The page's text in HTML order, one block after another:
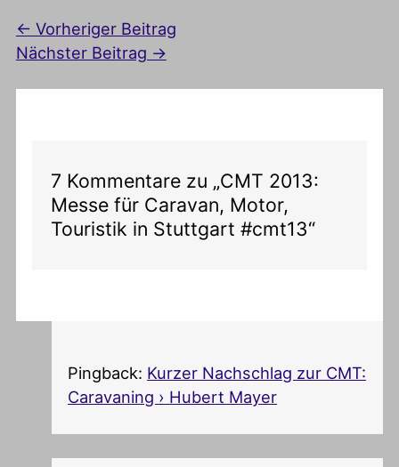
← Vorheriger Beitrag
Nächster Beitrag →
7 Kommentare zu „CMT 2013:
Messe für Caravan, Motor,
Touristik in Stuttgart #cmt13“
Pingback: Kurzer Nachschlag zur CMT:
Caravaning › Hubert Mayer